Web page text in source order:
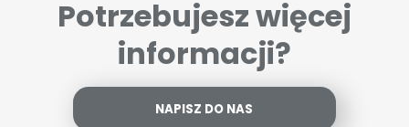
Potrzebujesz więcej
informacji?
NAPISZ DO NAS